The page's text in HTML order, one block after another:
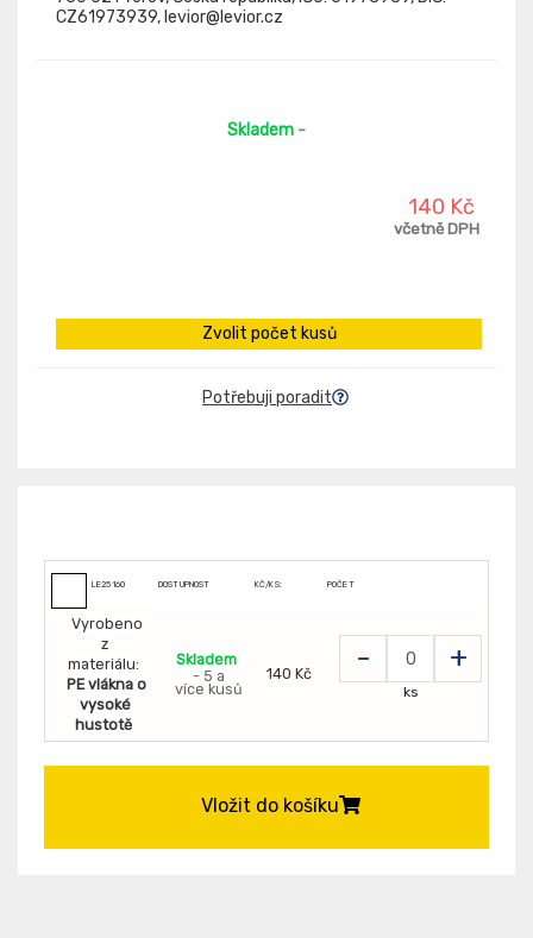
CZ61973939, levior@levior.cz
Skladem -
140 Kč
včetně DPH
Zvolit počet kusů
Potřebuji poradit
LE25160 DOSTUPNOST KČ/KS: POČET
Vyrobeno
z
materiálu:
PE vlákna o
vysoké
hustotě
Skladem
- 5 a
více kusů
140 Kč - +
ks
Vložit do košíku